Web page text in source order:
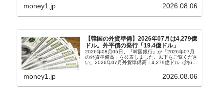
上、韓国大統領に成りおおせた李在明（イ・ジェミ
money1.jp 2026.08.06
【韓国の外貨準備】2026年07月は4,279億
ドル。外平債の発行「19.4億ドル」
2026年08月05日、『韓国銀行』が「2026年07月
の外貨準備高」を公表しました。以下をご覧くださ
い。2026年07月外貨準備高：4,279億ドル（約67
money1.jp 2026.08.06